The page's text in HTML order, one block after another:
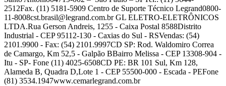
2512Fax. (11) 5181-5909 Centro de Suporte Técnico Legrand0800-
11-8008cst.brasil@legrand.com.brGL ELETRO-ELETRÔNICOS
LTDA.Rua Gerson Andreis, 1255 - Caixa Postal 8588Distrito
Industrial - CEP 95112-130 - Caxias do Sul - RSVendas: (54)
2101.9900 - Fax: (54) 2101.9997CD SP: Rod. Waldomiro Correa
de Camargo, Km 52,5 - Galpão BBairro Melissa - CEP 13308-904 -
Itu - SP- Fone (11) 4025-6508CD PE: BR 101 Sul, Km 128,
Alameda B, Quadra D,Lote 1 - CEP 55500-000 - Escada - PEFone
(81) 3534.1947www.cemarlegrand.com.br